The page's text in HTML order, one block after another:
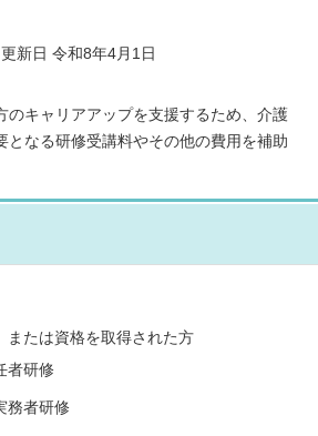
新日 令和8年4月1日
のキャリアアップを支援するため、介護
となる研修受講料やその他の費用を補助
または資格を取得された方
者研修
務者研修